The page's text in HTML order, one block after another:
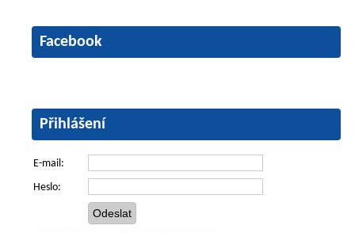
Facebook
Přihlášení
E-mail:
Heslo: